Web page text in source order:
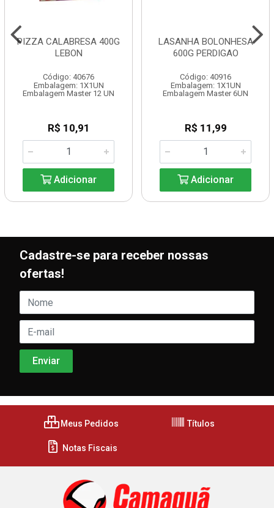
PIZZA CALABRESA 400G
LEBON
Código: 40676
Embalagem: 1X1UN
Embalagem Master 12 UN
R$ 10,91
Adicionar
LASANHA BOLONHESA
600G PERDIGAO
Código: 40916
Embalagem: 1X1UN
Embalagem Master 6UN
R$ 11,99
Adicionar
Cadastre-se para receber nossas
ofertas!
Meus Pedidos Títulos
Notas Fiscais